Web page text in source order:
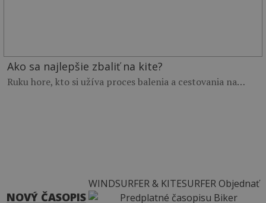
Ako sa najlepšie zbaliť na kite?
Ruku hore, kto si užíva proces balenia a cestovania na…
NOVÝ ČASOPIS
WINDSURFER & KITESURFERObjednať